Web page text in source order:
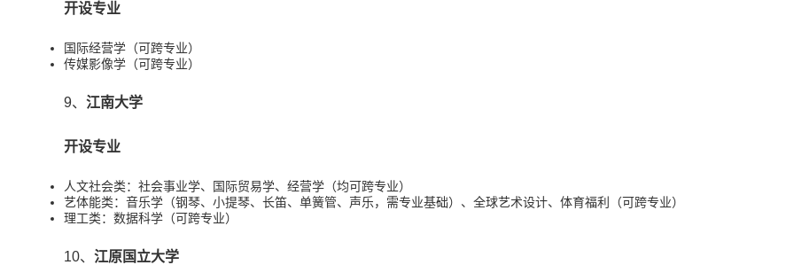
开设专业
国际经营学（可跨专业）
传媒影像学（可跨专业）
9、 江南大学
开设专业
人文社会类：社会事业学、国际贸易学、经营学（均可跨专业）
艺体能类：音乐学（钢琴、小提琴、长笛、单簧管、声乐，需专业基础）、全球艺术设计、体育福利（可跨专业）
理工类：数据科学（可跨专业）
10、 江原国立大学